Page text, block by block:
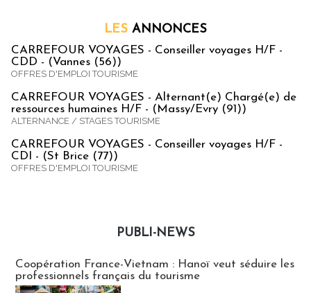
LES ANNONCES
CARREFOUR VOYAGES - Conseiller voyages H/F -
CDD - (Vannes (56))
OFFRES D'EMPLOI TOURISME
CARREFOUR VOYAGES - Alternant(e) Chargé(e) de
ressources humaines H/F - (Massy/Evry (91))
ALTERNANCE / STAGES TOURISME
CARREFOUR VOYAGES - Conseiller voyages H/F -
CDI - (St Brice (77))
OFFRES D'EMPLOI TOURISME
PUBLI-NEWS
Coopération France-Vietnam : Hanoï veut séduire les
professionnels français du tourisme